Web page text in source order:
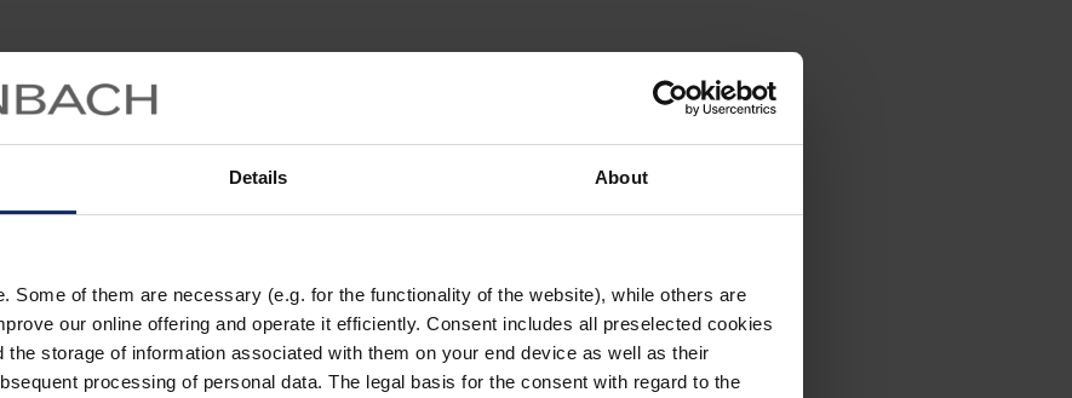
Details About
Some of them are necessary (e.g. for the functionality of the website), while others are
our online offering and operate it efficiently. Consent includes all preselected cookies
storage of information associated with them on your end device as well as their
processing of personal data. The legal basis for the consent with regard to the